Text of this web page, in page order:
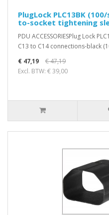
PlugLock PLC13BK
to-socket tightening
PDU ACCESSORIESPlug Lock
C13 to C14 connections-black
€ 47,19
€ 47,19
Excl. BTW: € 39,00